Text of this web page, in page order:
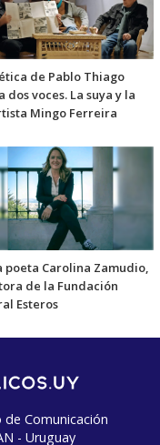
de Pablo Thiago
dos voces. La suya y la
Mingo Ferreira
poeta Carolina Zamudio,
de la Fundación
Esteros
Comunicación
- Uruguay